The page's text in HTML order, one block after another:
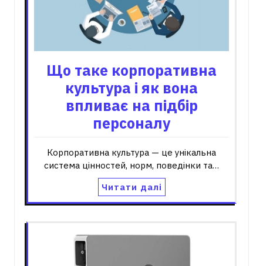
Що таке корпоративна
культура і як вона
впливає на підбір
персоналу
Корпоративна культура — це унікальна
система цінностей, норм, поведінки та…
Читати далі